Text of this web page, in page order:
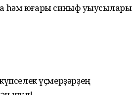
һәм юғары синыф уҡыусылары
үҫмерҙәрҙең